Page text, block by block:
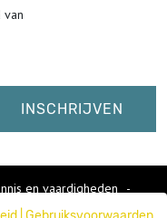
en vaardigheden
-